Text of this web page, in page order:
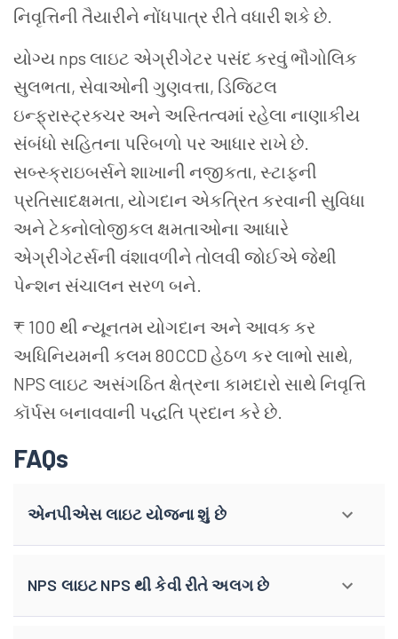
નિવૃત્તિની તૈયારીને નોંધપાત્ર રીતે વધારી શકે છે.
યોગ્ય nps લાઇટ એગ્રીગેટર પસંદ કરવું ભૌગોલિક
સુલભતા, સેવાઓની ગુણવત્તા, ડિજિટલ
ઇન્ફ્રાસ્ટ્રક્ચર અને અસ્તિત્વમાં રહેલા નાણાકીય
સંબંધો સહિતના પરિબળો પર આધાર રાખે છે.
સબ્સ્ક્રાઇબર્સને શાખાની નજીકતા, સ્ટાફની
પ્રતિસાદક્ષમતા, યોગદાન એકત્રિત કરવાની સુવિધા
અને ટેક્નોલોજીકલ ક્ષમતાઓના આધારે
એગ્રીગેટર્સની વંશાવળીને તોલવી જોઈએ જેથી
પેન્શન સંચાલન સરળ બને.
₹ 100 થી ન્યૂનતમ યોગદાન અને આવક કર
અધિનિયમની કલમ 80CCD હેઠળ કર લાભો સાથે,
NPS લાઇટ અસંગઠિત ક્ષેત્રના કામદારો સાથે નિવૃત્તિ
કૉર્પસ બનાવવાની પદ્ધતિ પ્રદાન કરે છે.
FAQs
એનપીએસ લાઇટ યોજના શું છે
NPS લાઇટ NPS થી કેવી રીતે અલગ છે